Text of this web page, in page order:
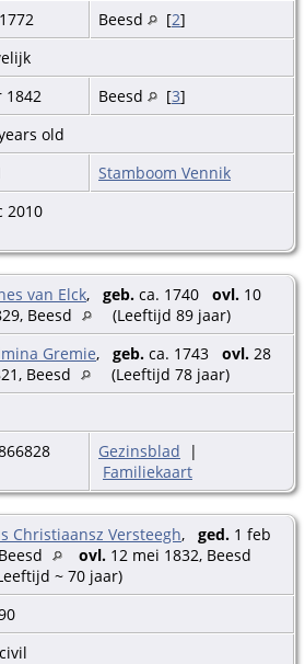
Beesd [2]
1842 Beesd [3]
old
Stamboom Vennik
2010
van Elck, geb. ca. 1740 ovl. 10
Beesd
(Leeftijd 89 jaar)
Gremie, geb. ca. 1743 ovl. 28
Beesd
(Leeftijd 78 jaar)
Gezinsblad |
Familiekaart
Christiaansz Versteegh, ged. 1 feb
ovl. 12 mei 1832, Beesd
~ 70 jaar)